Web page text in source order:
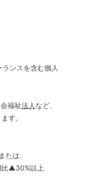
ランスを含む個人
会福祉法人 など、
す。
は、
比▲30%以上